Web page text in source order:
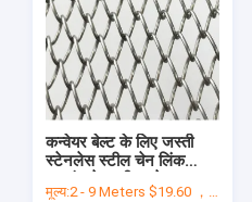
कन्वेयर बेल्ट के लिए जस्ती
स्टेनलेस स्टील चेन लिंक
मूल्य:2 - 9 Meters $19.60 ，10 - 49 Meters $18.80， 50 - 99 Meters $17.60 ，>=100 Meters $16.80